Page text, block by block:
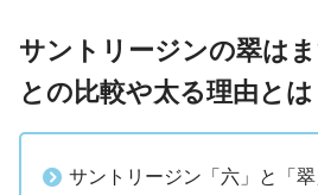
サントリージンの翠は
との比較や太る理由とは
サントリージン「六」と「